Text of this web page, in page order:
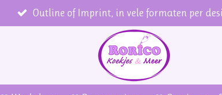
Outline of Imprint, in vele formaten per